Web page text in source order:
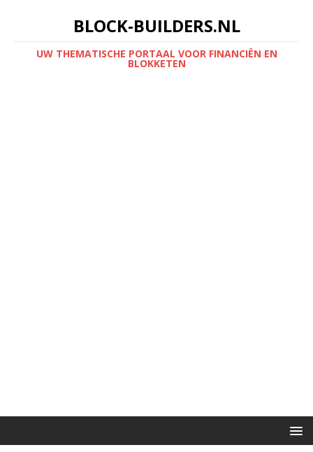
BLOCK-BUILDERS.NL
UW THEMATISCHE PORTAAL VOOR FINANCIËN EN
BLOKKETEN